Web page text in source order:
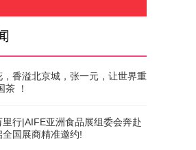
，香溢北京城，张一元，让世界重
茶 ！
里行|AIFE亚洲食品展组委会奔赴
国展商精准邀约!